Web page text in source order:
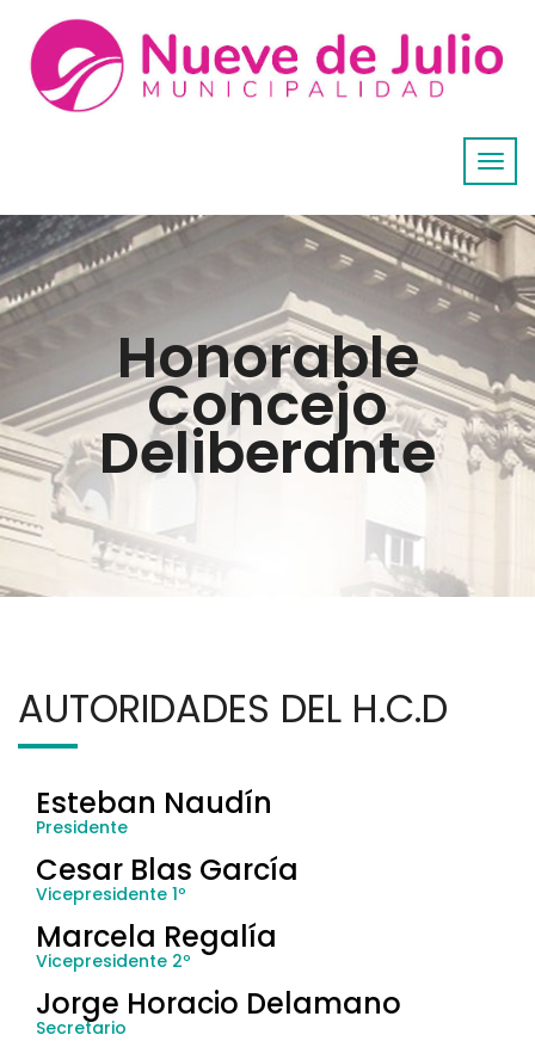
Honorable
Concejo
Deliberante
AUTORIDADES DEL H.C.D
Esteban Naudín
Presidente
Cesar Blas García
Vicepresidente 1º
Marcela Regalía
Vicepresidente 2º
Jorge Horacio Delamano
Secretario